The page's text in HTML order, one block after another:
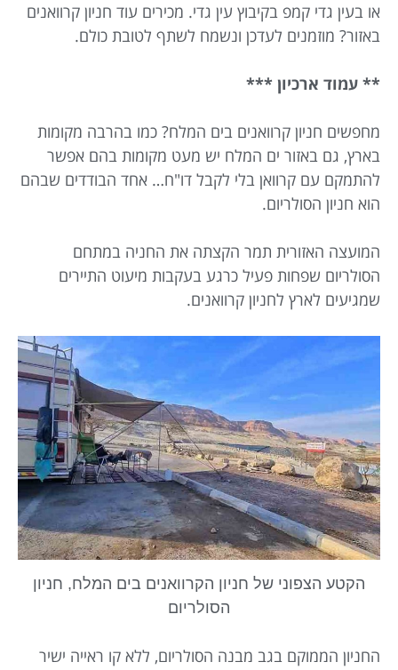
או בעין גדי קמפ בקיבוץ עין גדי. מכירים עוד חניון קרוואנים
באזור? מוזמנים לעדכן ונשמח לשתף לטובת כולם.
** עמוד ארכיון ***
מחפשים חניון קרוואנים בים המלח? כמו בהרבה מקומות
בארץ, גם באזור ים המלח יש מעט מקומות בהם אפשר
להתמקם עם קרוואן בלי לקבל דו"ח… אחד הבודדים שבהם
הוא חניון הסולריום.
המועצה האזורית תמר הקצתה את החניה במתחם
הסולריום שפחות פעיל כרגע בעקבות מיעוט התיירים
שמגיעים לארץ לחניון קרוואנים.
הקטע הצפוני של חניון הקרוואנים בים המלח, חניון
הסולריום
החניון הממוקם בגב מבנה הסולריום, ללא קו ראייה ישיר